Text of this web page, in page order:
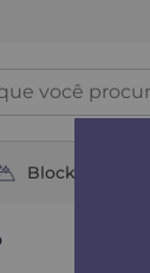
você procura?
Block Total